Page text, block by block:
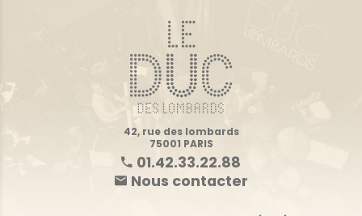
42, rue des lombards
75001 PARIS
01.42.33.22.88
Nous contacter